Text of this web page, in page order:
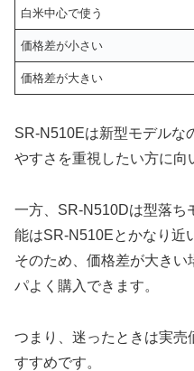
白米中心で使う
価格差が小さい
価格差が大きい
SR-N510Eは新型モデルな
やすさを重視したい方に向
一方、SR-N510Dは型落ち
能はSR-N510Eとかなり近
そのため、価格差が大き
パよく購入できます。
つまり、迷ったときは実売
すすめです。